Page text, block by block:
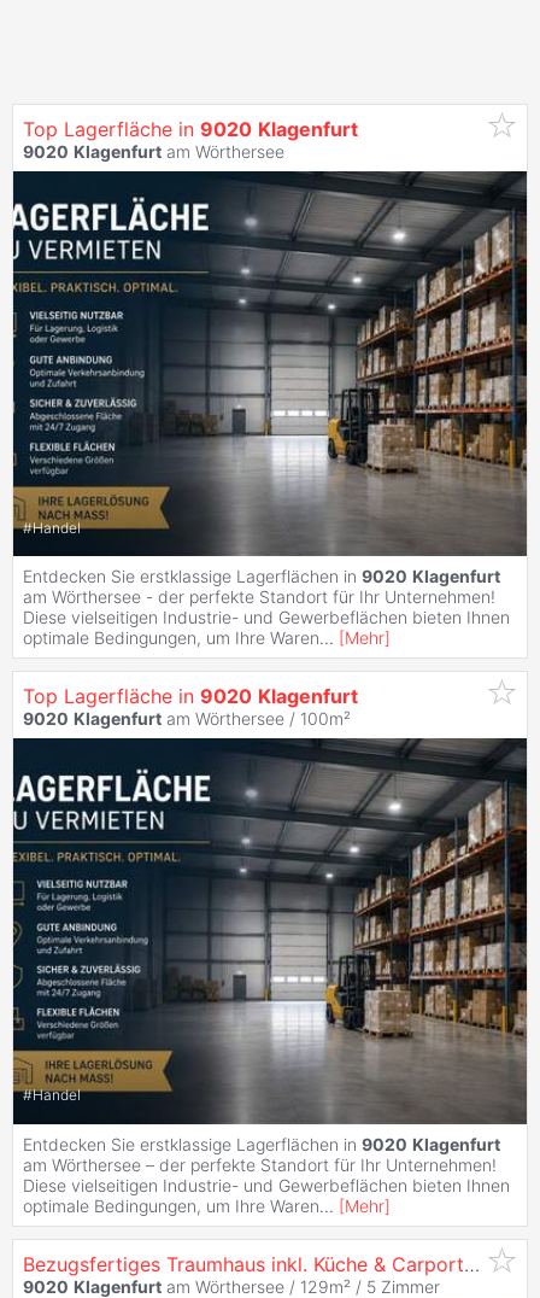
Top Lagerfläche in 9020 Klagenfurt
9020 Klagenfurt am Wörthersee
#Handel
Entdecken Sie erstklassige Lagerflächen in 9020 Klagenfurt
am Wörthersee - der perfekte Standort für Ihr Unternehmen!
Diese vielseitigen Industrie- und Gewerbeflächen bieten Ihnen
optimale Bedingungen, um Ihre Waren... [Mehr]
Top Lagerfläche in 9020 Klagenfurt
9020 Klagenfurt am Wörthersee / 100m²
#Handel
Entdecken Sie erstklassige Lagerflächen in 9020 Klagenfurt
am Wörthersee – der perfekte Standort für Ihr Unternehmen!
Diese vielseitigen Industrie- und Gewerbeflächen bieten Ihnen
optimale Bedingungen, um Ihre Waren... [Mehr]
Bezugsfertiges Traumhaus inkl. Küche & Carport - Sommeraktion! I Vorstadtleben
9020 Klagenfurt am Wörthersee / 129m² / 5 Zimmer